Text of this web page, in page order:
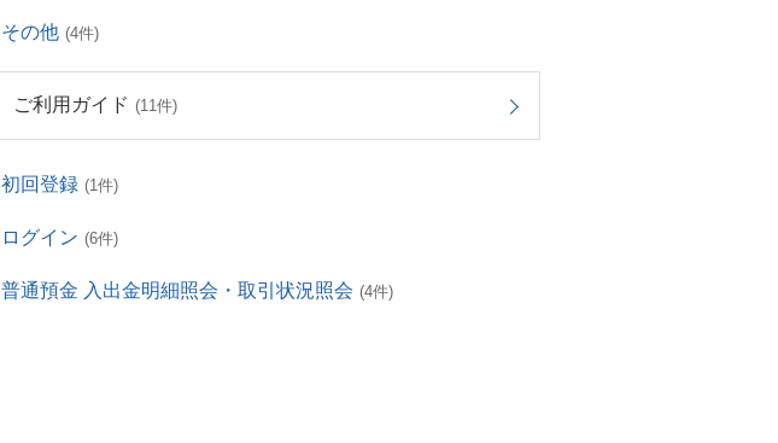
その他 (4件)
ご利用ガイド (11件)
初回登録 (1件)
ログイン (6件)
普通預金 入出金明細照会・取引状況照会 (4件)